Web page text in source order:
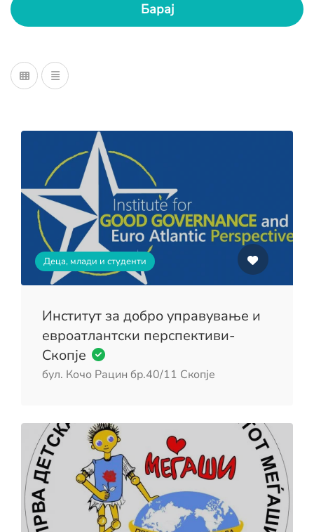
Барај
Деца, млади и студенти
Институт за добро управување и
евроатлантски перспективи-
Скопје
бул. Кочо Рацин бр.40/11 Скопје